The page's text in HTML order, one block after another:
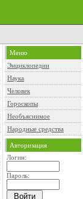
Меню
Энциклопедии
Наука
Человек
Гороскопы
Необъяснимое
Народные средства
Авторизация
Логин:
Пароль: